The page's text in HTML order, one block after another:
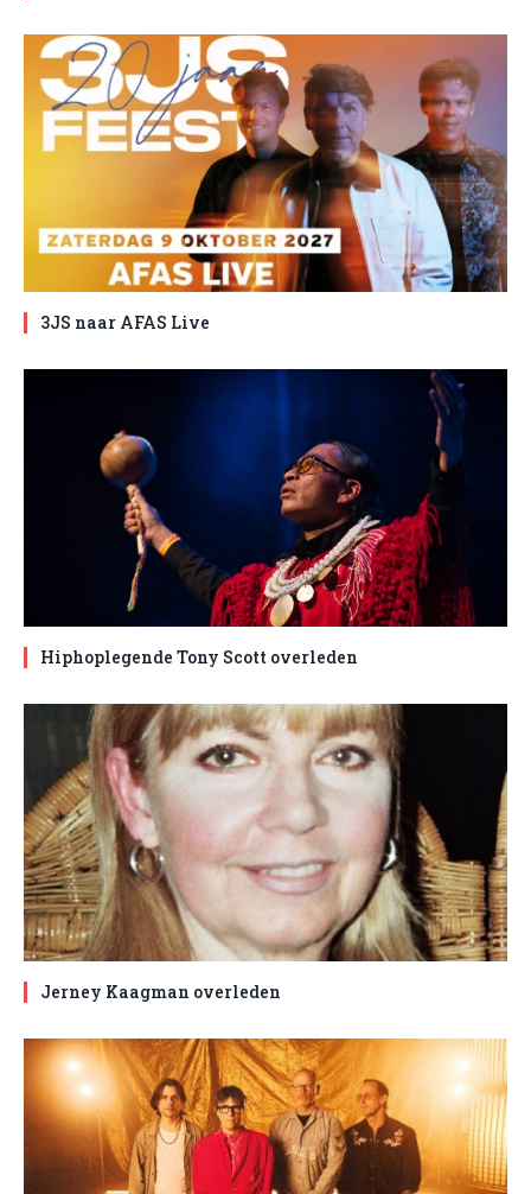
3JS naar AFAS Live
Hiphoplegende Tony Scott overleden
Jerney Kaagman overleden